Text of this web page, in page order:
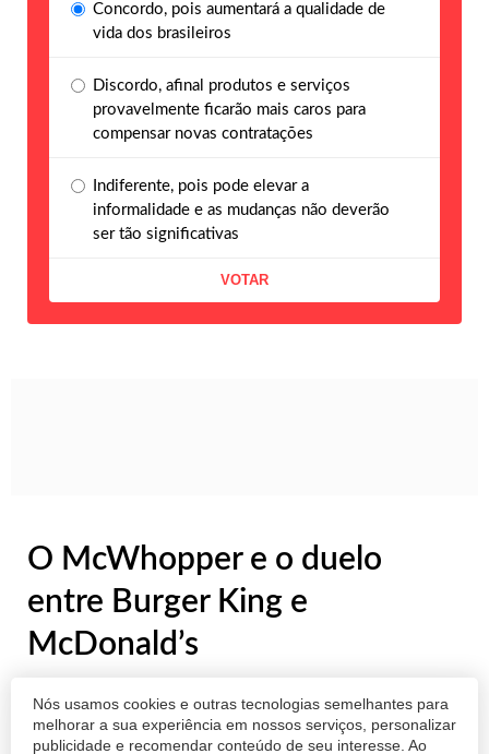
Nós usamos cookies e outras tecnologias semelhantes para
melhorar a sua experiência em nossos serviços, personalizar
publicidade e recomendar conteúdo de seu interesse. Ao
Concordo, pois aumentará a qualidade de
vida dos brasileiros
Discordo, afinal produtos e serviços
provavelmente ficarão mais caros para
compensar novas contratações
Indiferente, pois pode elevar a
informalidade e as mudanças não deverão
ser tão significativas
O McWhopper e o duelo
entre Burger King e
McDonald’s
sociais um fatobastante inusitado e curioso, e
que começa a ser tornar cada vez mais